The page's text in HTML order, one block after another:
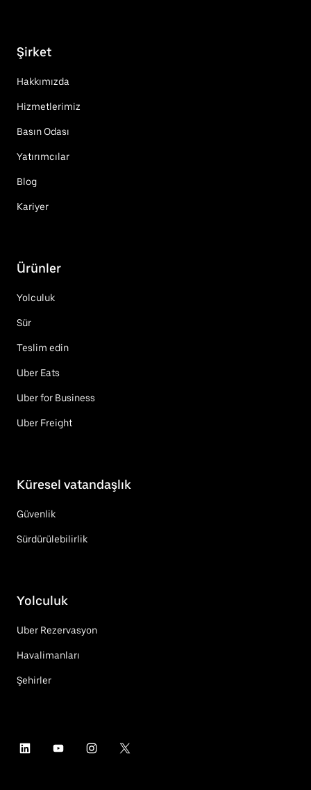
Şirket
Hakkımızda
Hizmetlerimiz
Basın Odası
Yatırımcılar
Blog
Kariyer
Ürünler
Yolculuk
Sür
Teslim edin
Uber Eats
Uber for Business
Uber Freight
Küresel vatandaşlık
Güvenlik
Sürdürülebilirlik
Yolculuk
Uber Rezervasyon
Havalimanları
Şehirler